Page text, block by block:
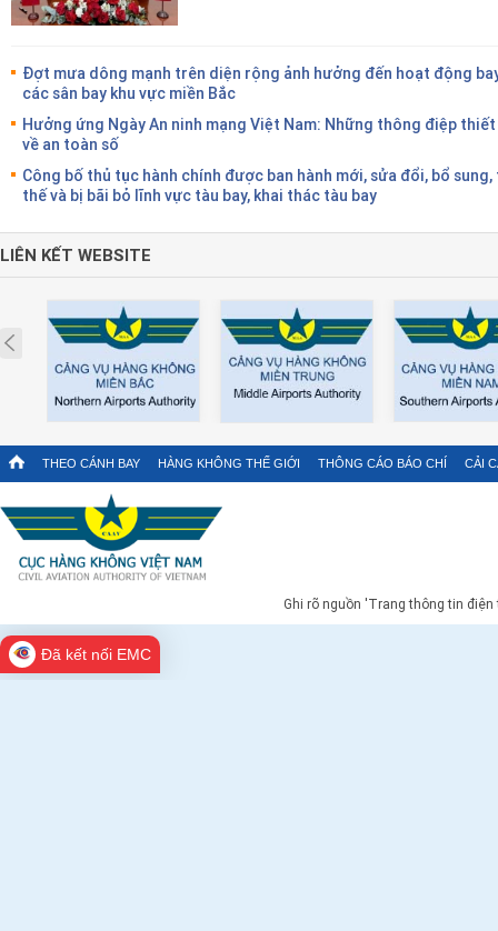
Đợt mưa dông mạnh trên diện rộng ảnh hưởng đến hoạt động
các sân bay khu vực miền Bắc
Hưởng ứng Ngày An ninh mạng Việt Nam: Những thông điệp
về an toàn số
Công bố thủ tục hành chính được ban hành mới, sửa đổi, bổ sung,
thế và bị bãi bỏ lĩnh vực tàu bay, khai thác tàu bay
LIÊN KẾT WEBSITE
Prev
THEO CÁNH BAY HÀNG KHÔNG THẾ GIỚI THÔNG CÁO BÁO CHÍ CẢI
Ghi rõ nguồn 'Trang thông tin
Đã kết nối EMC